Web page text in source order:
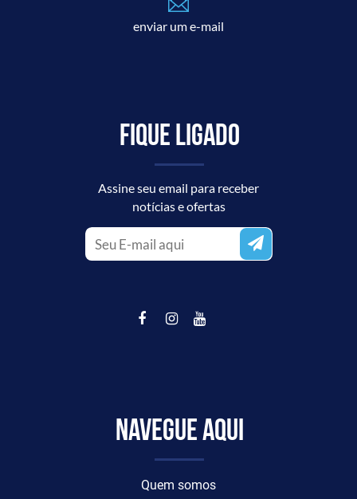
enviar um e-mail
Fique ligado
Assine seu email para receber
notícias e ofertas
Navegue aqui
Quem somos